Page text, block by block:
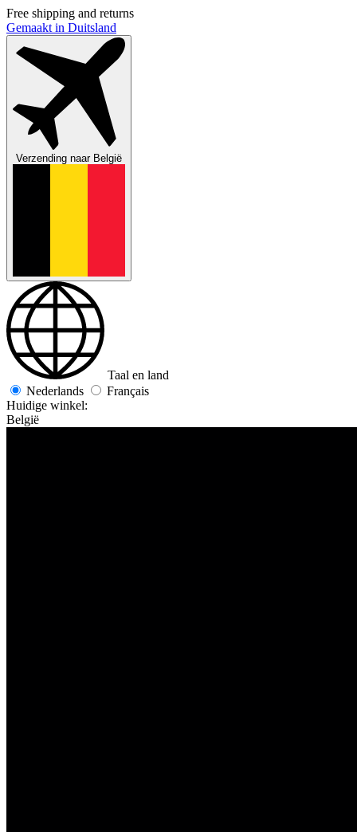
Free shipping and returns
Gemaakt in Duitsland
Verzending naarBelgië
Taal en land
Nederlands
Français
Huidige winkel:
België